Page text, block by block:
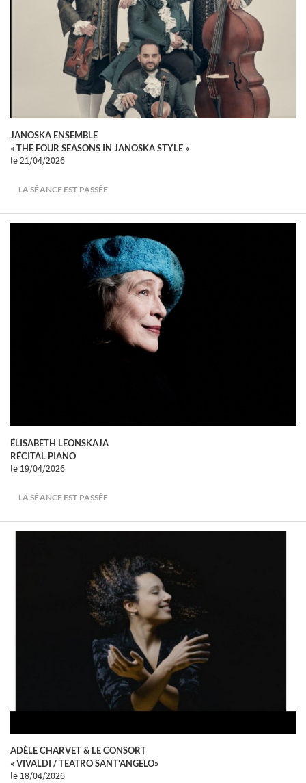
JANOSKA ENSEMBLE
« THE FOUR SEASONS IN JANOSKA STYLE »
le 21/04/2026
LA SÉANCE EST PASSÉE
ÉLISABETH LEONSKAJA
RÉCITAL PIANO
le 19/04/2026
LA SÉANCE EST PASSÉE
ADÈLE CHARVET & LE CONSORT
« VIVALDI / TEATRO SANT'ANGELO»
le 18/04/2026